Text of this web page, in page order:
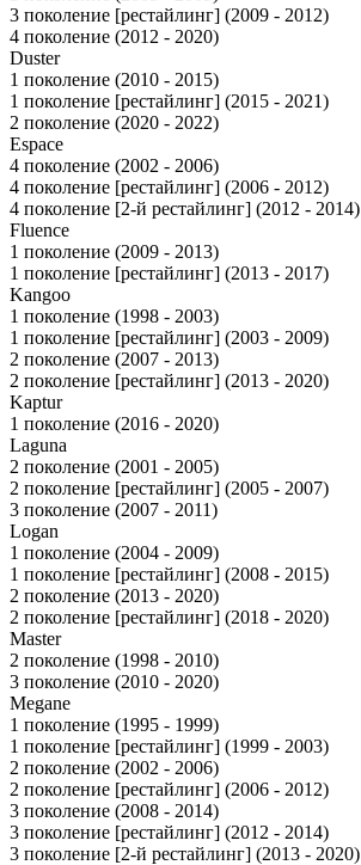
3 поколение [рестайлинг] (2009 - 2012)
4 поколение (2012 - 2020)
Duster
1 поколение (2010 - 2015)
1 поколение [рестайлинг] (2015 - 2021)
2 поколение (2020 - 2022)
Espace
4 поколение (2002 - 2006)
4 поколение [рестайлинг] (2006 - 2012)
4 поколение [2-й рестайлинг] (2012 - 2014)
Fluence
1 поколение (2009 - 2013)
1 поколение [рестайлинг] (2013 - 2017)
Kangoo
1 поколение (1998 - 2003)
1 поколение [рестайлинг] (2003 - 2009)
2 поколение (2007 - 2013)
2 поколение [рестайлинг] (2013 - 2020)
Kaptur
1 поколение (2016 - 2020)
Laguna
2 поколение (2001 - 2005)
2 поколение [рестайлинг] (2005 - 2007)
3 поколение (2007 - 2011)
Logan
1 поколение (2004 - 2009)
1 поколение [рестайлинг] (2008 - 2015)
2 поколение (2013 - 2020)
2 поколение [рестайлинг] (2018 - 2020)
Master
2 поколение (1998 - 2010)
3 поколение (2010 - 2020)
Megane
1 поколение (1995 - 1999)
1 поколение [рестайлинг] (1999 - 2003)
2 поколение (2002 - 2006)
2 поколение [рестайлинг] (2006 - 2012)
3 поколение (2008 - 2014)
3 поколение [рестайлинг] (2012 - 2014)
3 поколение [2-й рестайлинг] (2013 - 2020)